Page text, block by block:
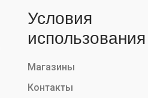
Условия
использования
Магазины
Контакты